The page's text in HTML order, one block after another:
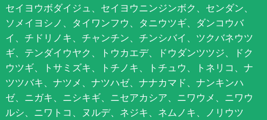
セイヨウボダイジュ、セイヨウニンジンボク、センダン、
ソメイヨシノ、タイワンフウ、タニウツギ、ダンコウバ
イ、チドリノキ、チャンチン、チンシバイ、ツクバネウツ
ギ、テンダイウヤク、トウカエデ、ドウダンツツジ、ドク
ウツギ、トサミズキ、トチノキ、トチュウ、トネリコ、ナ
ツツバキ、ナツメ、ナツハゼ、ナナカマド、ナンキンハ
ゼ、ニガキ、ニシキギ、ニセアカシア、ニワウメ、ニワウ
ルシ、ニワトコ、ヌルデ、ネジキ、ネムノキ、ノリウツ